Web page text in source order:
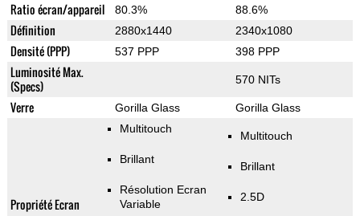
Ratio écran/appareil 80.3% 88.6%
Définition 2880x1440 2340x1080
Densité (PPP) 537 PPP 398 PPP
Luminosité Max.
(Specs)
570 NITs
Verre Gorilla Glass Gorilla Glass
Propriété Ecran
Multitouch
Brillant
Résolution Ecran
Variable
Multitouch
Brillant
2.5D